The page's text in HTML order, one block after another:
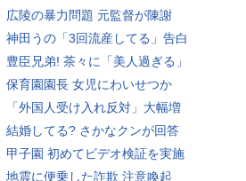
広陵の暴力問題 元監督が陳謝
神田うの「3回流産してる」告白
豊臣兄弟! 茶々に「美人過ぎる」
保育園園長 女児にわいせつか
「外国人受け入れ反対」大幅増
結婚してる? さかなクンが回答
甲子園 初めてビデオ検証を実施
地震に便乗した詐欺 注意喚起